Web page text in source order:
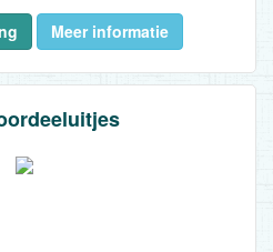
Meer informatie